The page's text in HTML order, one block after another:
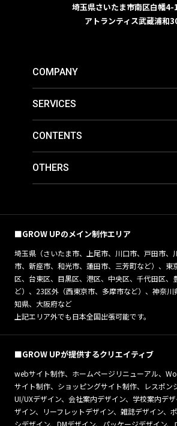
埼玉県さいたま市南区白幡
アトランティス武蔵浦和
COMPANY
SERVICES
CONTENTS
OTHERS
■GROW UPのメイン制作エリア
埼玉県（さいたま市、上尾市、川口市、戸田市、
市、新座市、和光市、蓮田市、三芳町など）、東
区、台東区、目黒区、港区、中央区、千代田区、
ど）、23区外（西東京市、多摩市など）、神奈
知県、大阪府など
上記エリア外でも日本全国出張可能です。
■GROW UPが提供するクリエイティブ
webサイト制作、ホームページリニューアル、
サイト制作、ショッピングサイト制作、レスポン
UI/UXデザイン、会社案内デザイン、学校案内デ
ザイン、リーフレットデザイン、雑誌デザイン、
シデザイン、DMデザイン、パッケージデザイン